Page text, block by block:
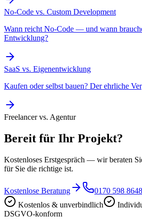
No-Code vs. Custom Development
Wann reicht No-Code — und wann
Entwicklung?
SaaS vs. Eigenentwicklung
Kaufen oder selbst bauen? Der ehrliche
Freelancer vs. Agentur
Bereit für Ihr Projekt?
Kostenloses Erstgespräch — wir beraten
für Sie die richtige ist.
Kostenlose Beratung
0170 598 8648
Kostenlos & unverbindlich
DSGVO-konform